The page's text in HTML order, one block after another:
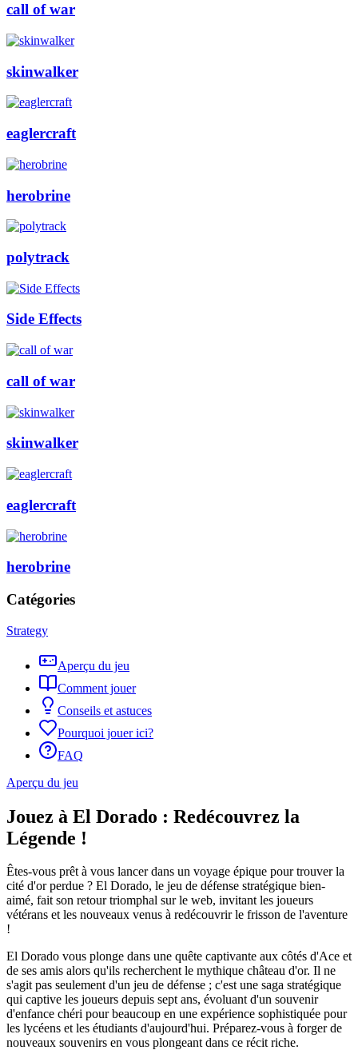
call of war
skinwalker
eaglercraft
herobrine
polytrack
Side Effects
call of war
skinwalker
eaglercraft
herobrine
Catégories
Strategy
Aperçu du jeu
Comment jouer
Conseils et astuces
Pourquoi jouer ici?
FAQ
Aperçu du jeu
Jouez à El Dorado : Redécouvrez la
Légende !
Êtes-vous prêt à vous lancer dans un voyage épique pour trouver la
cité d'or perdue ? El Dorado, le jeu de défense stratégique bien-
aimé, fait son retour triomphal sur le web, invitant les joueurs
vétérans et les nouveaux venus à redécouvrir le frisson de l'aventure
!
El Dorado vous plonge dans une quête captivante aux côtés d'Ace et
de ses amis alors qu'ils recherchent le mythique château d'or. Il ne
s'agit pas seulement d'un jeu de défense ; c'est une saga stratégique
qui captive les joueurs depuis sept ans, évoluant d'un souvenir
d'enfance chéri pour beaucoup en une expérience sophistiquée pour
les lycéens et les étudiants d'aujourd'hui. Préparez-vous à forger de
nouveaux souvenirs en vous plongeant dans ce récit riche.